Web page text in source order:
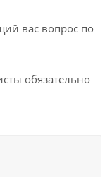
вас вопрос по
обязательно